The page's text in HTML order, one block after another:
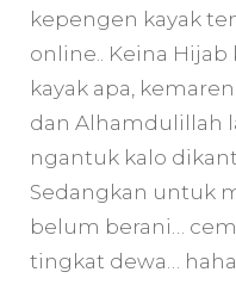
kepengen kayak
online.. Keina
kayak apa,
dan Alhamdulillah
ngantuk kalo
Sedangkan untuk
belum berani…
tingkat dewa…